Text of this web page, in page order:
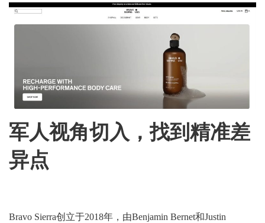
军人视角切入，找到精准差
异点
Bravo Sierra创立于2018年，由Benjamin Bernet和Justin